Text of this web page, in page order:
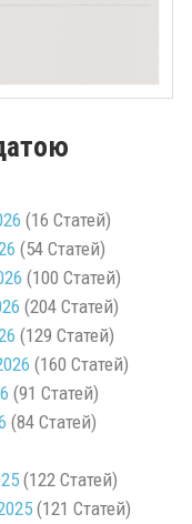
(16 Статей)
(54 Статей)
(100 Статей)
(204 Статей)
(129 Статей)
(160 Статей)
(91 Статей)
(84 Статей)
(122 Статей)
(121 Статей)